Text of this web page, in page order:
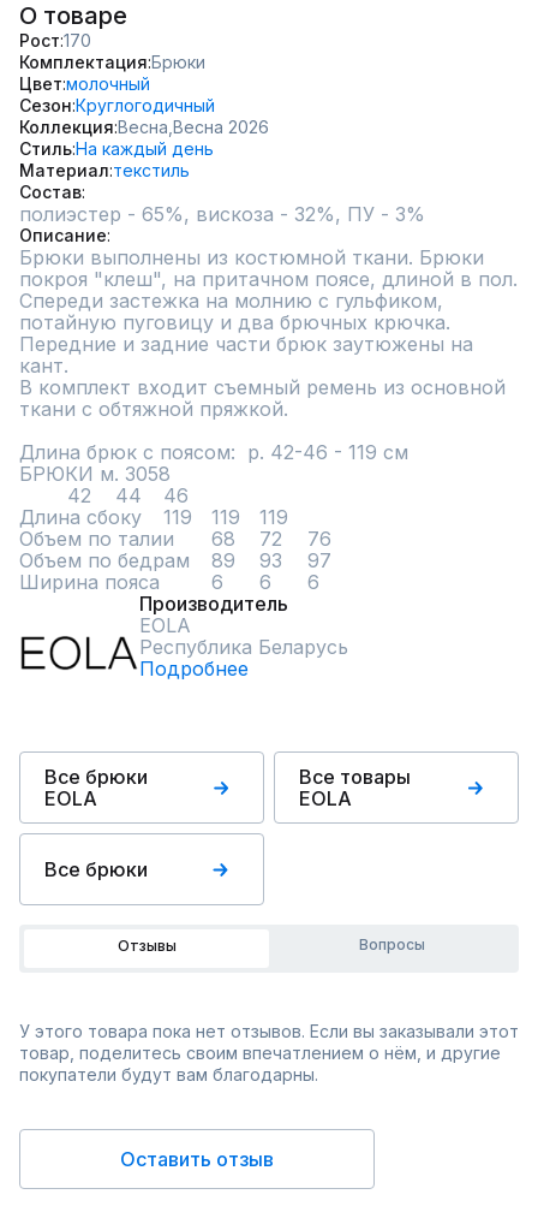
О товаре
Рост 170
Комплектация Брюки
Цвет молочный
Сезон Круглогодичный
Коллекция Весна, Весна 2026
СтильНа каждый день
Материал текстиль
Состав
полиэстер - 65%, вискоза - 32%, ПУ - 3%
Описание
Брюки выполнены из костюмной ткани. Брюки
покроя "клеш", на притачном поясе, длиной в пол.
Спереди застежка на молнию с гульфиком,
потайную пуговицу и два брючных крючка.
Передние и задние части брюк заутюжены на
кант.
В комплект входит съемный ремень из основной
ткани с обтяжной пряжкой.
Длина брюк с поясом:  р. 42-46 - 119 см
БРЮКИ м. 3058
Длина сбоку	119	119	119
Объем по талии	68	72	76
Объем по бедрам	89	93	97
Ширина пояса 	6	6	6
Производитель
EOLA
Республика Беларусь
Подробнее
Все брюки
EOLA
Все товары
EOLA
Все брюки
Отзывы Вопросы
У этого товара пока нет отзывов. Если вы заказывали этот
товар, поделитесь своим впечатлением о нём, и другие
покупатели будут вам благодарны.
Оставить отзыв